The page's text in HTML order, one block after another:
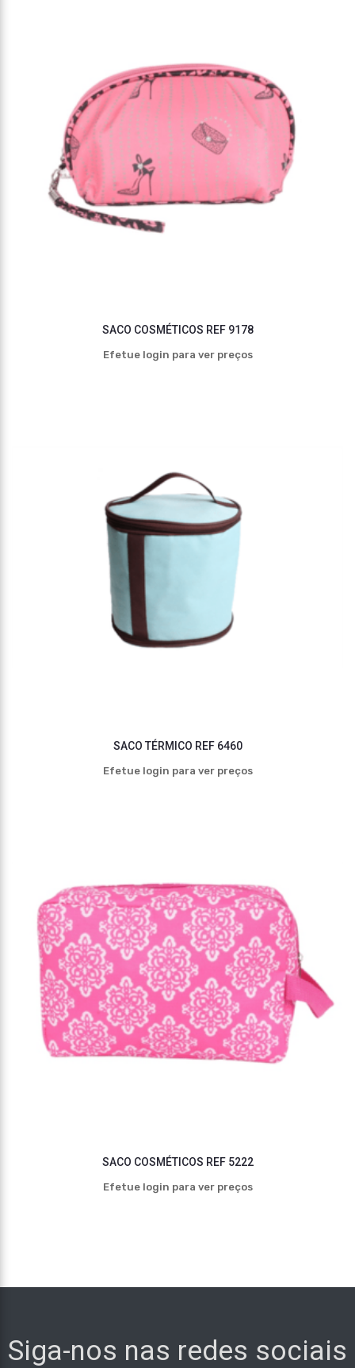
SACO COSMÉTICOS REF 9178
Efetue login para ver preços
SACO TÉRMICO REF 6460
Efetue login para ver preços
SACO COSMÉTICOS REF 5222
Efetue login para ver preços
Siga-nos nas redes sociais